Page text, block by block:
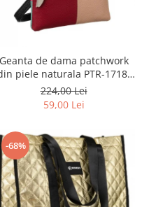
Geanta de dama patchwork
piele naturala PTR-1718-
SKL-6922 MULTI
224,00 Lei
59,00 Lei
-68%